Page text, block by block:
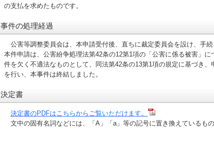
の支払を求めたものです。
事件の処理経過
公害等調整委員会は、本申請受付後、直ちに裁定委員会を設け、手続
本件申請は、公害紛争処理法第42条の12第1項の「公害に係る被害」
件を欠く不適法なものとして、同法第42条の13第1項の規定に基づき
を行い、本事件は終結しました。
決定書
決定書のPDFはこちらからご覧いただけます。
文中の固有名詞などには、「A」「a」等の記号に置き換えているもの